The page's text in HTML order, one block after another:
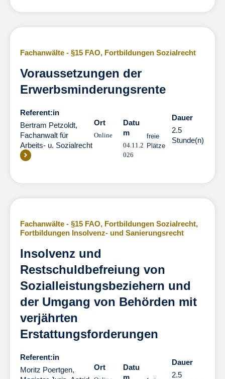
Fachanwälte - §15 FAO, Fortbildungen Sozialrecht
Voraussetzungen der
Erwerbsminderungsrente
Referent:in
Bertram Petzoldt,
Fachanwalt für
Arbeits- u. Sozialrecht
Ort
Online
Datu
m
04.11.2
026
freie
Plätze
Dauer
2.5
Stunde(n)
Fachanwälte - §15 FAO, Fortbildungen Sozialrecht,
Fortbildungen Insolvenz- und Sanierungsrecht
Insolvenz und
Restschuldbefreiung von
Sozialleistungsbeziehern und
der Umgang von Behörden mit
verjährten
Erstattungsforderungen
Referent:in
Moritz Poertgen,
Ort
Datu
m
Dauer
2.5